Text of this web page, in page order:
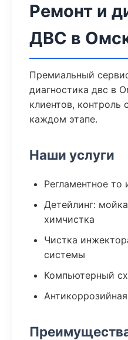
Ремонт и
ДВС в
Премиальный
диагностика двс в
клиентов, контроль
каждом этапе.
Наши услуги
Регламентное то
Детейлинг:
химчистка
Чистка
системы
Компьютерный